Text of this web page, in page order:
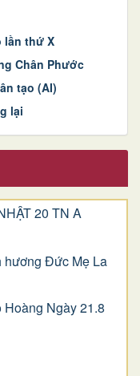
lần thứ X
Chân Phước
tạo (AI)
lại
20 TN A
hương Đức Mẹ La
Ngày 21.8